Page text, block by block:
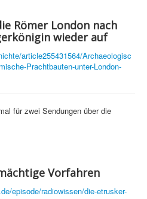
Römer London nach
wieder auf
article255431564/Archaeologisc
Prachtbauten-unter-London-
für zwei Sendungen über die
Vorfahren
episode/radiowissen/die-etrusker-